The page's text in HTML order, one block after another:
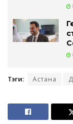
Тэги: Астана